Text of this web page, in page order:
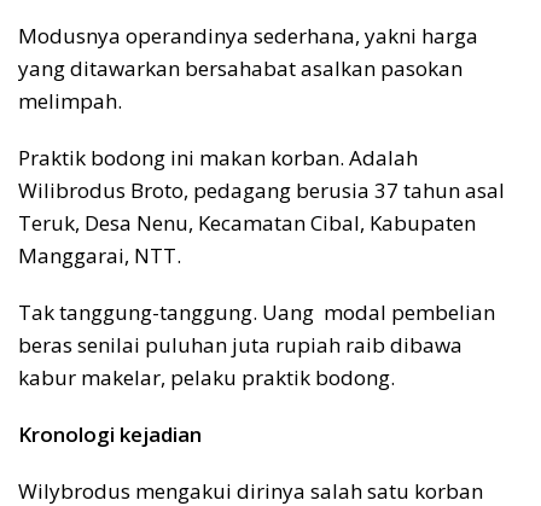
Modusnya operandinya sederhana, yakni harga
yang ditawarkan bersahabat asalkan pasokan
melimpah.
Praktik bodong ini makan korban. Adalah
Wilibrodus Broto, pedagang berusia 37 tahun asal
Teruk, Desa Nenu, Kecamatan Cibal, Kabupaten
Manggarai, NTT.
Tak tanggung-tanggung. Uang modal pembelian
beras senilai puluhan juta rupiah raib dibawa
kabur makelar, pelaku praktik bodong.
Kronologi kejadian
Wilybrodus mengakui dirinya salah satu korban